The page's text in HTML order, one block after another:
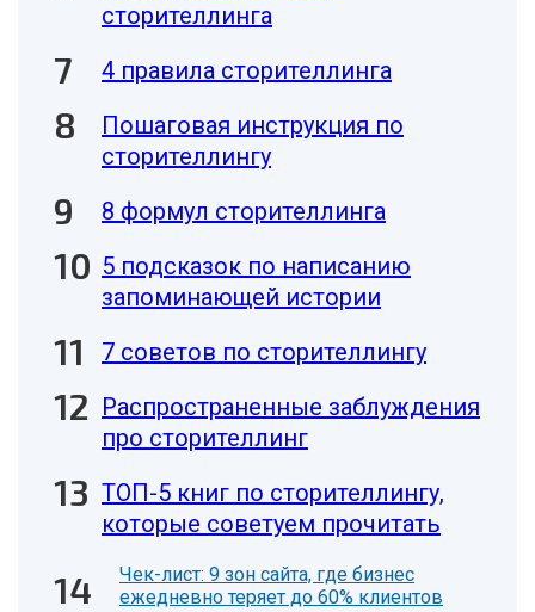
сторителлинга
4 правила сторителлинга
Пошаговая инструкция по
сторителлингу
8 формул сторителлинга
5 подсказок по написанию
запоминающей истории
7 советов по сторителлингу
Распространенные заблуждения
про сторителлинг
ТОП-5 книг по сторителлингу,
которые советуем прочитать
Чек-лист: 9 зон сайта, где бизнес
ежедневно теряет до 60% клиентов